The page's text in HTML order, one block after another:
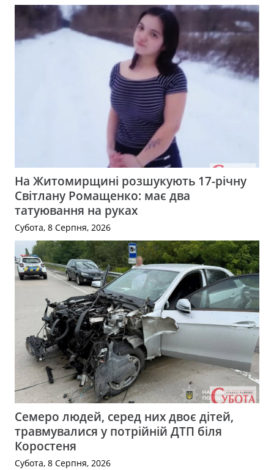
На Житомирщині розшукують 17-річну
Світлану Ромащенко: має два
татуювання на руках
Субота, 8 Серпня, 2026
Семеро людей, серед них двоє дітей,
травмувалися у потрійній ДТП біля
Коростеня
Субота, 8 Серпня, 2026